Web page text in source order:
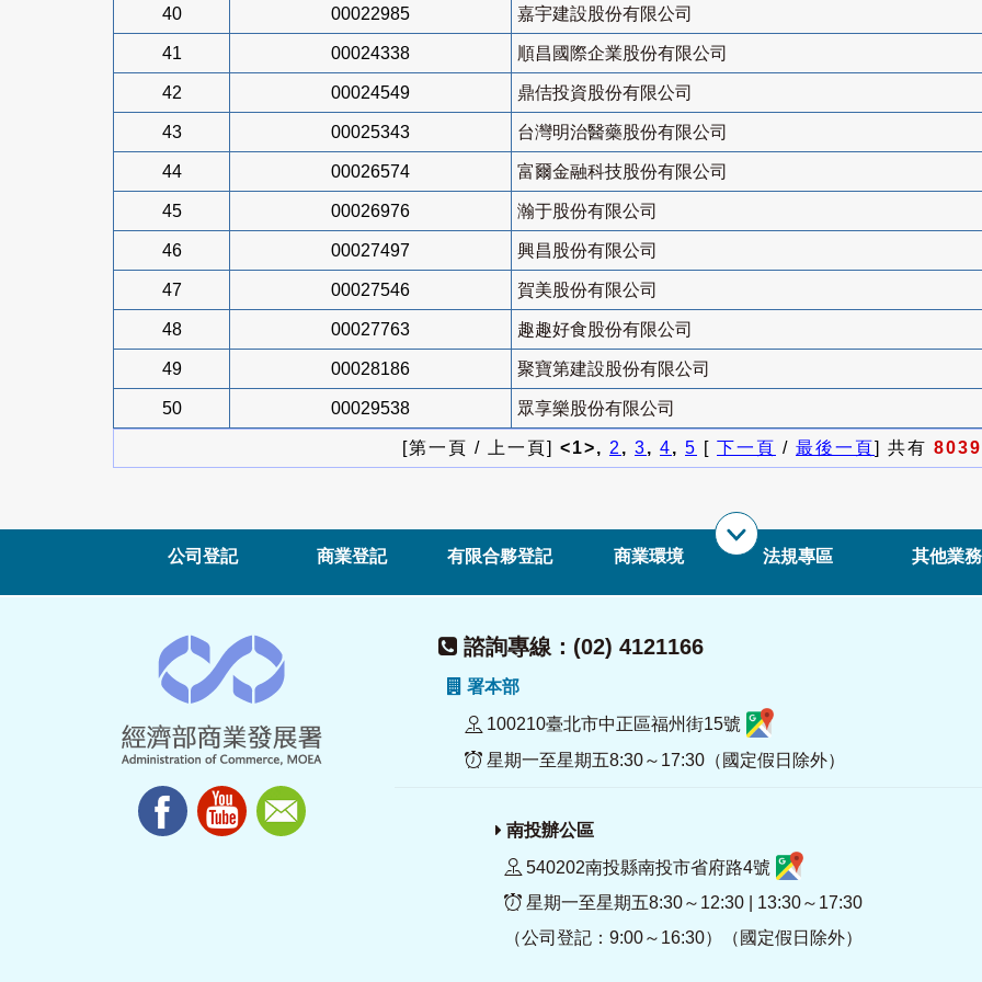
40 00022985 嘉宇建設股份有限公司
41 00024338 順昌國際企業股份有限公司
42 00024549 鼎佶投資股份有限公司
43 00025343 台灣明治醫藥股份有限公司
44 00026574 富爾金融科技股份有限公司
45 00026976 瀚于股份有限公司
46 00027497 興昌股份有限公司
47 00027546 賀美股份有限公司
48 00027763 趣趣好食股份有限公司
49 00028186 聚寶第建設股份有限公司
50 00029538 眾享樂股份有限公司
[第一頁 / 上一頁] <1>, 2, 3, 4, 5 [ 下一頁 / 最後一頁] 共有 8039
公司登記 商業登記 有限合夥登記 商業環境 法規專區 其他業務
諮詢專線：(02) 4121166
署本部
100210臺北市中正區福州街15號
星期一至星期五8:30～17:30（國定假日除外）
南投辦公區
540202南投縣南投市省府路4號
星期一至星期五8:30～12:30 | 13:30～17:30
（公司登記：9:00～16:30）（國定假日除外）